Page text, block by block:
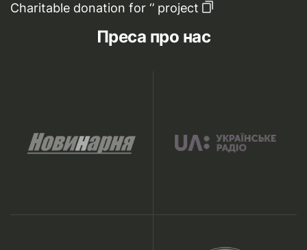
Charitable donation for ‘’ project
Преса про нас